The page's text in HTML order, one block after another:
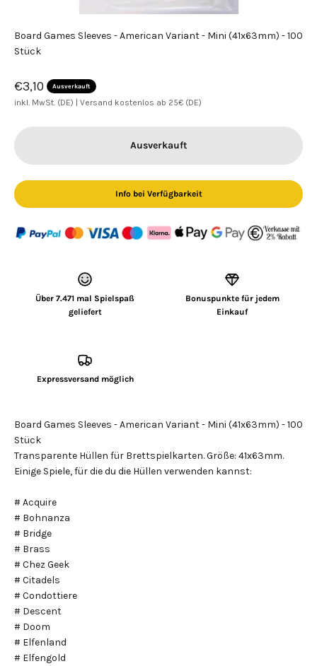
Board Games Sleeves - American Variant - Mini (41x63mm) - 100
Stück
Angebot
€3,10 Ausverkauft
inkl. MwSt. (DE) | Versand kostenlos ab 25€ (DE)
Ausverkauft
Info bei Verfügbarkeit
Über 7.471 mal Spielspaß
geliefert
Bonuspunkte für jedem
Einkauf
Expressversand möglich
Board Games Sleeves - American Variant - Mini (41x63mm) - 100
Stück
Transparente Hüllen für Brettspielkarten. Größe: 41x63mm.
Einige Spiele, für die du die Hüllen verwenden kannst:
# Acquire
# Bohnanza
# Bridge
# Brass
# Chez Geek
# Citadels
# Condottiere
# Descent
# Doom
# Elfenland
# Elfengold